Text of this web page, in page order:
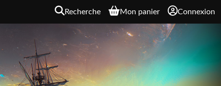
Recherche Mon panier Connexion